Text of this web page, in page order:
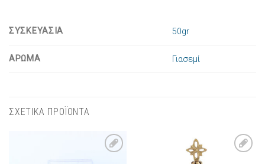
ΣΥΣΚΕΥΑΣΙΑ 50gr
ΑΡΩΜΑ Γιασεμί
ΣΧΕΤΙΚΑ ΠΡΟΪΟΝΤΑ